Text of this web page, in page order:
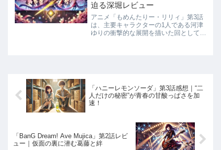
迫る深堀レビュー
アニメ「もめんたりー・リリィ」第3話
は、主要キャラクターの1人である河津
ゆりの衝撃的な展開を描いた回として話
「ハニーレモンソーダ」第3話感想｜“二
人だけの秘密”が青春の甘酸っぱさを加
速！
「BanG Dream! Ave Mujica」第2話レビ
ュー｜仮面の裏に潜む葛藤と絆